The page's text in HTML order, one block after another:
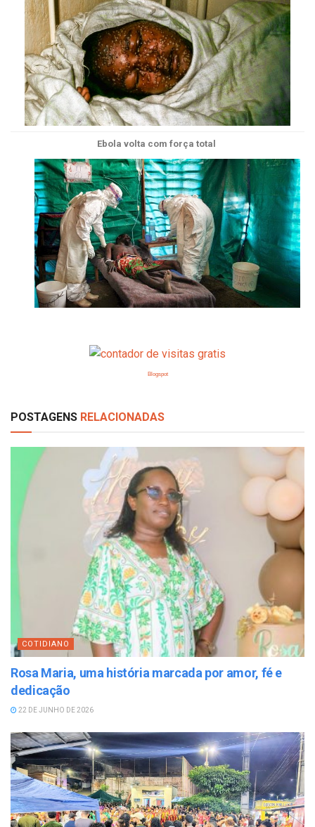
Ebola volta com força total
Blogspot
POSTAGENS RELACIONADAS
COTIDIANO
Rosa Maria, uma história marcada por amor, fé e
dedicação
22 DE JUNHO DE 2026